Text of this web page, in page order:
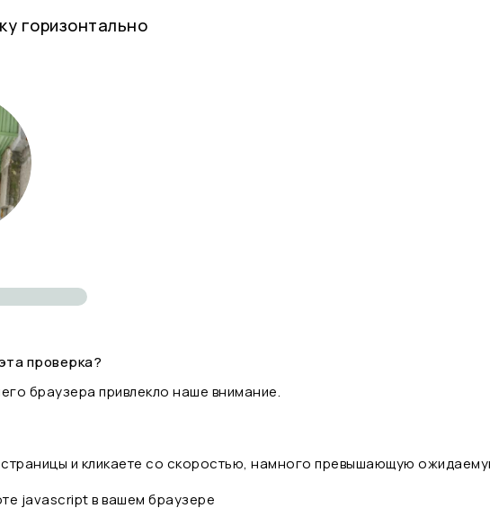
горизонтально
проверка?
браузера привлекло наше внимание.
и кликаете со скоростью, намного превышающую
javascript в вашем браузере